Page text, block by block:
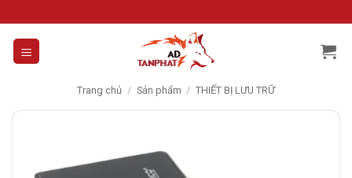
to
content
Trang chủ / Sản phẩm / THIẾT BỊ LƯU TRỮ